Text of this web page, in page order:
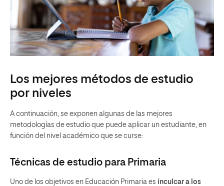
Los mejores métodos de estudio
por niveles
A continuación, se exponen algunas de las mejores
metodologías de estudio que puede aplicar un estudiante, en
función del nivel académico que se curse:
Técnicas de estudio para Primaria
Uno de los objetivos en Educación Primaria es inculcar a los